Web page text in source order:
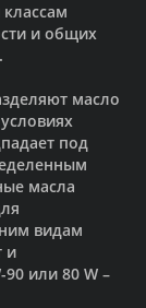
и общих
масло
под
масла
видам
и
или 80 W –